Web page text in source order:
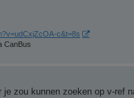
c&t=8s
CanBus
je zou kunnen zoeken op v-